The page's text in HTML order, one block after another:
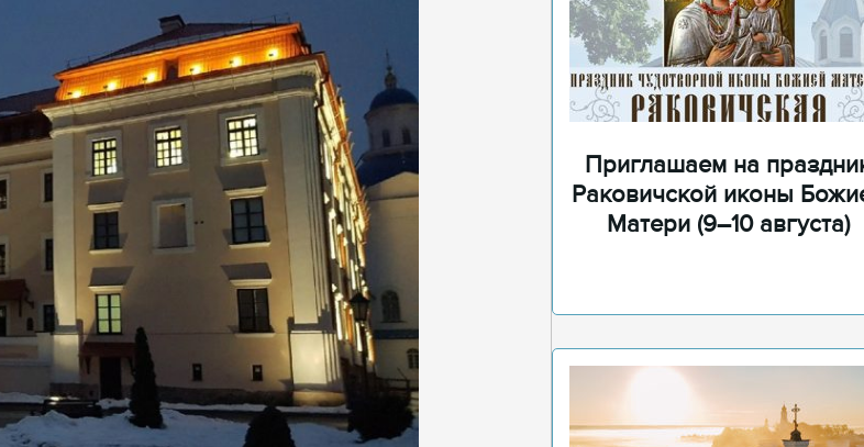
Приглашаем на
Раковичской иконы
Матери (9–10 августа)